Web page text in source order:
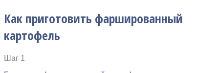
Как приготовить фаршированный
картофель
Шаг 1